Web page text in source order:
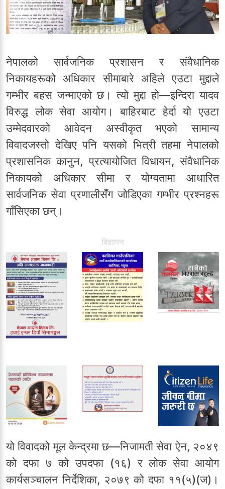
नेपालको सार्वजनिक प्रशासन र संवैधानिक
निकायहरूको अधिकार सीमाबारे अहिले एउटा मुद्दाले
गम्भीर बहस जन्माएको छ। त्यो मुद्दा हो—इन्दिरा यादव
विरुद्ध लोक सेवा आयोग। बाहिरबाट हेर्दा यो एउटा
उम्मेदवारको आवेदन अस्वीकृत भएको सामान्य
विवादजस्तो देखिए पनि यसको भित्री तहमा नेपालको
प्रशासनिक कानुन, प्रत्यायोजित विधायन, संवैधानिक
निकायको अधिकार सीमा र योग्यतामा आधारित
सार्वजनिक सेवा प्रणालीसँग जोडिएका गम्भीर प्रश्नहरू
गाँसिएका छन्।
बिज्ञापन
यो विवादको मूल केन्द्रमा छ—निजामती सेवा ऐन, २०४९
को दफा ७ को उपदफा (१६) र लोक सेवा आयोग
कार्यसञ्चालन निर्देशिका, २०७९ को दफा ११(५)(ज)।